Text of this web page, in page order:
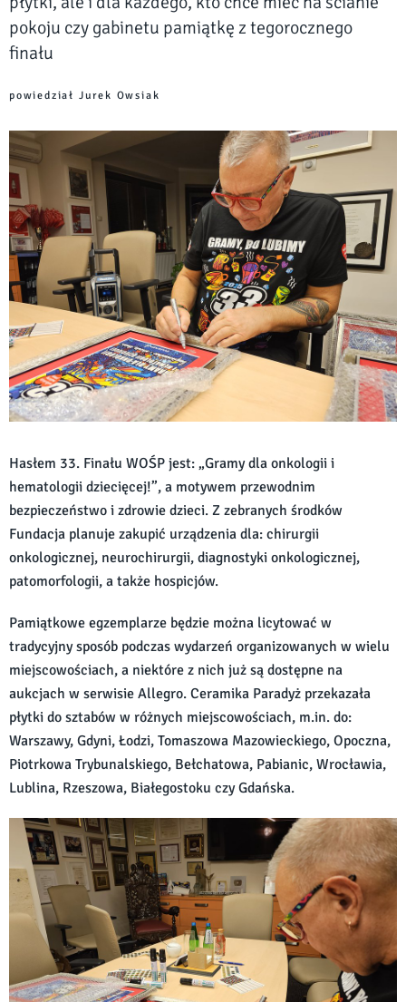
pokoju czy gabinetu pamiątkę z tegorocznego
finału
powiedział Jurek Owsiak
Hasłem 33. Finału WOŚP jest: „Gramy dla onkologii i
hematologii dziecięcej!”, a motywem przewodnim
bezpieczeństwo i zdrowie dzieci. Z zebranych środków
Fundacja planuje zakupić urządzenia dla: chirurgii
onkologicznej, neurochirurgii, diagnostyki onkologicznej,
patomorfologii, a także hospicjów.
Pamiątkowe egzemplarze będzie można licytować w
tradycyjny sposób podczas wydarzeń organizowanych w wielu
miejscowościach, a niektóre z nich już są dostępne na
aukcjach w serwisie Allegro. Ceramika Paradyż przekazała
płytki do sztabów w różnych miejscowościach, m.in. do:
Warszawy, Gdyni, Łodzi, Tomaszowa Mazowieckiego, Opoczna,
Piotrkowa Trybunalskiego, Bełchatowa, Pabianic, Wrocławia,
Lublina, Rzeszowa, Białegostoku czy Gdańska.